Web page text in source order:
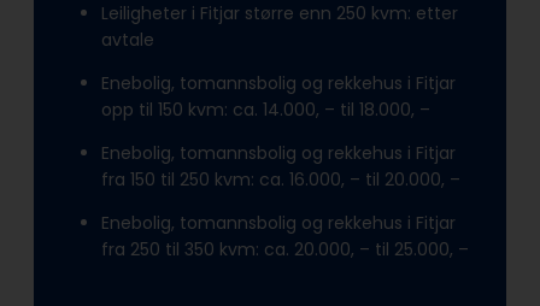
Leiligheter i Fitjar større enn 250 kvm: etter
avtale
Enebolig, tomannsbolig og rekkehus i Fitjar
opp til 150 kvm: ca. 14.000, – til 18.000, –
Enebolig, tomannsbolig og rekkehus i Fitjar
fra 150 til 250 kvm: ca. 16.000, – til 20.000, –
Enebolig, tomannsbolig og rekkehus i Fitjar
fra 250 til 350 kvm: ca. 20.000, – til 25.000, –